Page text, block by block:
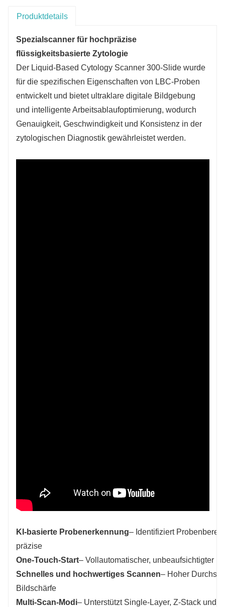
Produktdetails
Spezialscanner für hochpräzise
flüssigkeitsbasierte Zytologie
Der Liquid-Based Cytology Scanner 300-Slide wurde
für die spezifischen Eigenschaften von LBC-Proben
entwickelt und bietet ultraklare digitale Bildgebung
und intelligente Arbeitsablaufoptimierung, wodurch
Genauigkeit, Geschwindigkeit und Konsistenz in der
zytologischen Diagnostik gewährleistet werden.
KI-basierte Probenerkennung– Identifiziert
präzise
One-Touch-Start– Vollautomatischer, unbeaufsichtigter
Schnelles und hochwertiges Scannen– Hoher
Bildschärfe
Multi-Scan-Modi– Unterstützt Single-Layer, Z-Stack und